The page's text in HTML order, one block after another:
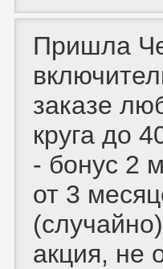
Пришла
заказе
круга до
- бонус 2
от 3
акция, не